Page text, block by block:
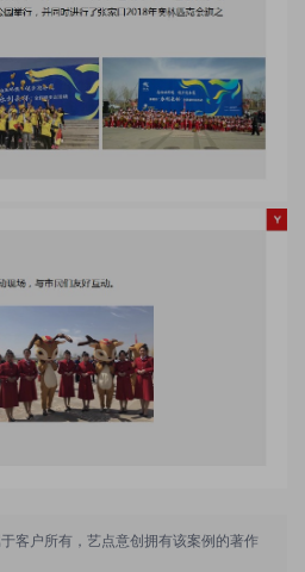
客户所有，艺点意创拥有该案例的著作